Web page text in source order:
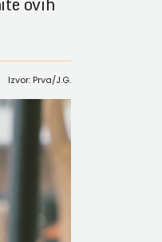
ovih
Izvor: Prva/J.G.